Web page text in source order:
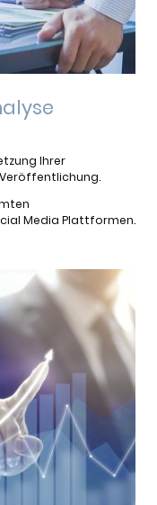
Ihrer
Media Plattformen.